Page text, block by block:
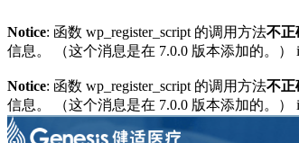
Notice: 函数 wp_register_script 的调用方法不正
信息。 （这个消息是在 7.0.0 版本添加的。）
Notice: 函数 wp_register_script 的调用方法不正
信息。 （这个消息是在 7.0.0 版本添加的。）